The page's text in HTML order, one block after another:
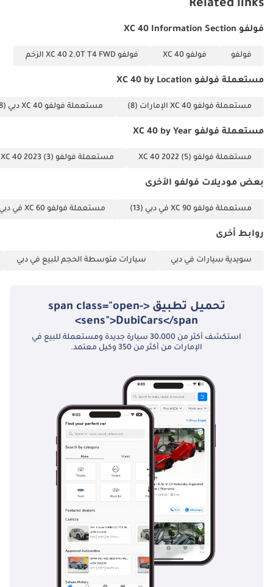
**ZERO DOWN
AVAILABLE**
INTERESTED?
Floor, Lulu Parking
Mall - (the “new
from 10:00 am to
from 10:00 AM to
deposit of AED 1000.
options, or pay in
A fee of AED 4,000 is
not included in the
vehicle's price,
experience when
What is included in
Related links
فولفو XC 40 Information Section
فولفو فولفو XC 40 فولفو XC 40 2.0T T4 FWD الزخم
مستعملة فولفو XC 40 by Location
مستعملة فولفو XC 40 الإمارات (8) مستعملة فولفو XC 40 دبي (8)
مستعملة فولفو XC 40 by Year
مستعملة فولفو XC 40 2022 (5) مستعملة فولفو XC 40 2023 (3)
بعض موديلات فولفو الأخرى
مستعملة فولفو XC 90 في دبي (13) مستعملة فولفو XC 60 في دبي
روابط أخرى
سويدية سيارات في دبي سيارات متوسطة الحجم للبيع في دبي
تحميل تطبيق <span class="open-
sens">DubiCars</span>
استكشف أكثر من 30،000 سيارة جديدة ومستعملة للبيع في
الإمارات من أكثر من 350 وكيل معتمد.